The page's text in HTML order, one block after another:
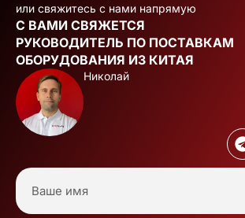
или свяжитесь с нами напрямую
С ВАМИ СВЯЖЕТСЯ
РУКОВОДИТЕЛЬ ПО ПОСТАВКАМ
ОБОРУДОВАНИЯ ИЗ КИТАЯ
Николай